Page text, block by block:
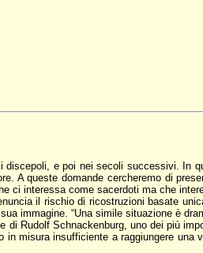
discepoli, e poi nei secoli successivi. In
A queste domande cercheremo di
ci interessa come sacerdoti ma che
il rischio di ricostruzioni basate
immagine. “Una simile situazione è
Rudolf Schnackenburg, uno dei più
misura insufficiente a raggiungere una